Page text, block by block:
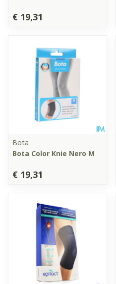
€ 19,31
Bota
Bota Color Knie Nero M
€ 19,31